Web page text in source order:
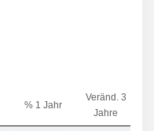
% 1 Jahr
Veränd. 3
Jahre